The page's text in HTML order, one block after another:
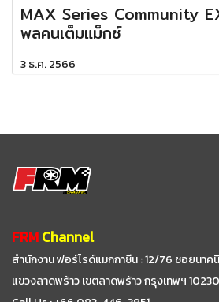
MAX Series Community
พลคนเต็มแม็กซ์
3 ธ.ค. 2566
FRMChannel
สำนักงาน ฟอร์ไรด์แมกกาซีน : 12/76 ซอยนาค
แขวงลาดพร้าว เขตลาดพร้าว กรุงเทพฯ 10230